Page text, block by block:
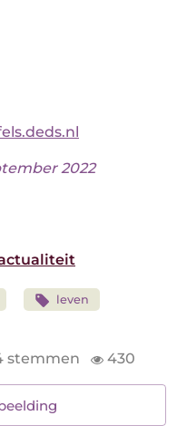
2022
leven
stemmen 430